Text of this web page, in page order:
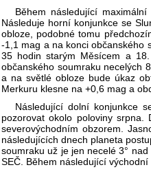
Během následující
Následuje horní konjunkce se
obloze, podobné tomu
-1,1 mag a na konci občanského
35 hodin starým Měsícem a
občanského soumraku necelých
a na světlé obloze bude úkaz
Merkuru klesne na +0,6 mag a
Následující dolní konjunkce
pozorovat okolo poloviny
severovýchodním obzorem.
následujících dnech planeta
soumraku už je jen necelé 3°
SEČ. Během následující